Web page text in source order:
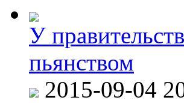
У
пьянством
2015-09-04